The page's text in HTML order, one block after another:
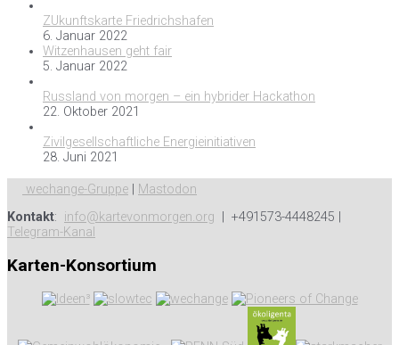
ZUkunftskarte Friedrichshafen
6. Januar 2022
Witzenhausen geht fair
5. Januar 2022
Russland von morgen – ein hybrider Hackathon
22. Oktober 2021
Zivilgesellschaftliche Energieinitiativen
28. Juni 2021
wechange-Gruppe
Mastodon
Kontakt: info@kartevonmorgen.org | +491573-4448245 |
Telegram-Kanal
Karten-Konsortium